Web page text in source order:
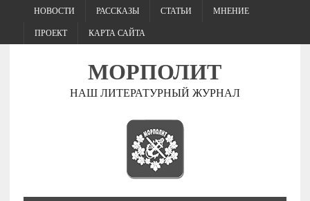
НОВОСТИ РАССКАЗЫ СТАТЬИ МНЕНИЕ
ПРОЕКТ КАРТА САЙТА
МОРПОЛИТ
НАШ ЛИТЕРАТУРНЫЙ ЖУРНАЛ